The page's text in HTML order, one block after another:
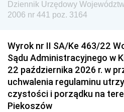
Dziennik Urzędowy Agencji
Dziennik Urzędowy
2006 nr 441 poz. 3164
Wyrok nr II SA/Ke 463/22
Sądu Administracyjnego w
22 października 2026 r. w
uchwalenia regulaminu
czystości i porządku na
Piekoszów